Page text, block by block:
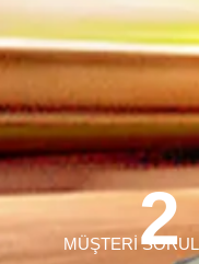
2
MÜŞTERİ